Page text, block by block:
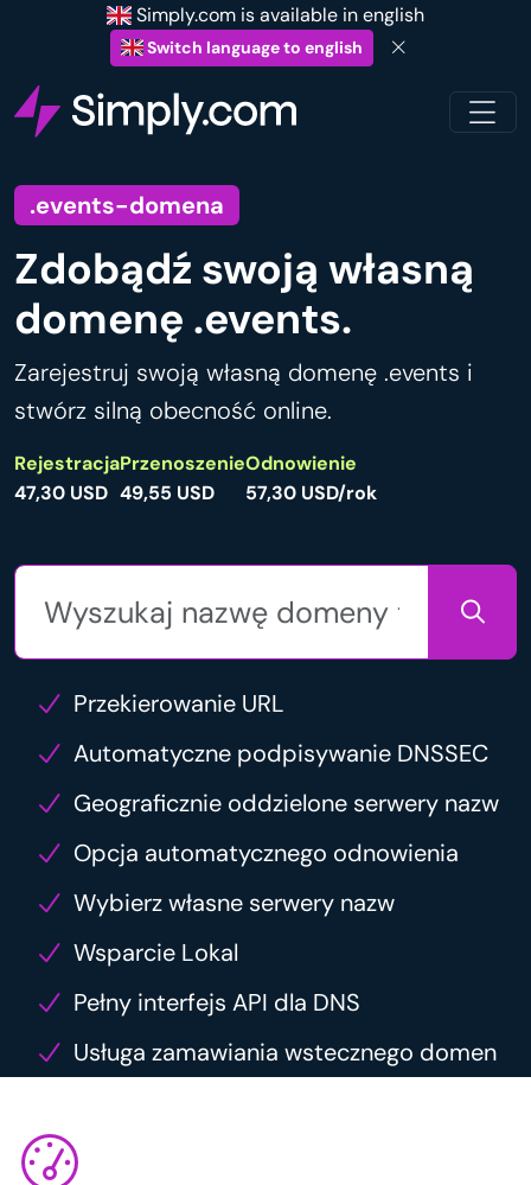
Simply.com is available in english
Switch language to english
.events-domena
Zdobądź swoją własną
domenę .events.
Zarejestruj swoją własną domenę .events i
stwórz silną obecność online.
Rejestracja
47,30 USD
Przenoszenie
49,55 USD
Odnowienie
57,30 USD/rok
Przekierowanie URL
Automatyczne podpisywanie DNSSEC
Geograficznie oddzielone serwery nazw
Opcja automatycznego odnowienia
Wybierz własne serwery nazw
Wsparcie Lokal
Pełny interfejs API dla DNS
Usługa zamawiania wstecznego domen